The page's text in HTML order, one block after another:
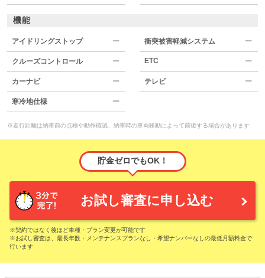
機能
アイドリングストップ ー 衝突被害軽減システム ー
クルーズコントロール ー ETC ー
カーナビ ー テレビ ー
寒冷地仕様 ー
※走行距離は納車前の点検や動作確認、納車時の車両移動によって前後する場合があります
貯金ゼロでもOK！
お試し審査に申し込む
※契約ではなく後ほど車種・プラン変更が可能です
※お試し審査は、最長年数・メンテナンスプランなし・希望ナンバーなしの最低月額料金で
行います